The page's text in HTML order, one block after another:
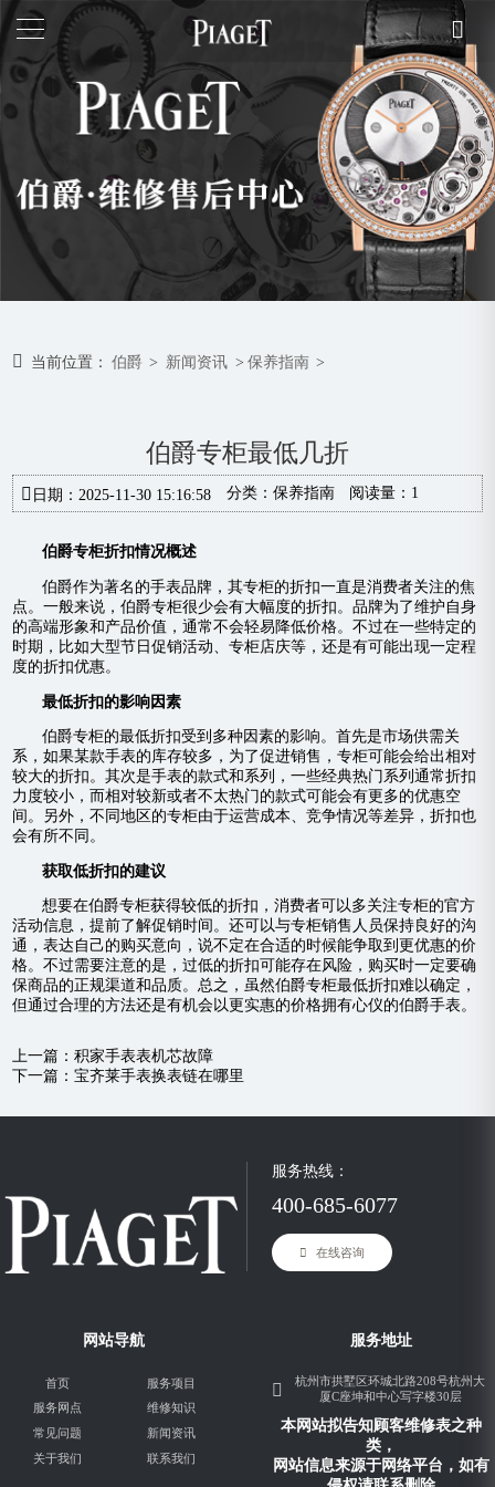
当前位置： 伯爵 > 新闻资讯 > 保养指南 >
伯爵专柜最低几折
日期：2025-11-30 15:16:58 分类： 保养指南 阅读量：1
伯爵专柜折扣情况概述
伯爵作为著名的手表品牌，其专柜的折扣一直是消费者关注的焦
点。一般来说，伯爵专柜很少会有大幅度的折扣。品牌为了维护自身
的高端形象和产品价值，通常不会轻易降低价格。不过在一些特定的
时期，比如大型节日促销活动、专柜店庆等，还是有可能出现一定程
度的折扣优惠。
最低折扣的影响因素
伯爵专柜的最低折扣受到多种因素的影响。首先是市场供需关
系，如果某款手表的库存较多，为了促进销售，专柜可能会给出相对
较大的折扣。其次是手表的款式和系列，一些经典热门系列通常折扣
力度较小，而相对较新或者不太热门的款式可能会有更多的优惠空
间。另外，不同地区的专柜由于运营成本、竞争情况等差异，折扣也
会有所不同。
获取低折扣的建议
想要在伯爵专柜获得较低的折扣，消费者可以多关注专柜的官方
活动信息，提前了解促销时间。还可以与专柜销售人员保持良好的沟
通，表达自己的购买意向，说不定在合适的时候能争取到更优惠的价
格。不过需要注意的是，过低的折扣可能存在风险，购买时一定要确
保商品的正规渠道和品质。总之，虽然伯爵专柜最低折扣难以确定，
但通过合理的方法还是有机会以更实惠的价格拥有心仪的伯爵手表。
上一篇：积家手表表机芯故障
下一篇：宝齐莱手表换表链在哪里
服务热线：
400-685-6077
在线咨询
网站导航
首页
服务项目
服务网点
维修知识
常见问题
新闻资讯
关于我们
联系我们
服务地址
杭州市拱墅区环城北路208号杭州大
厦C座坤和中心写字楼30层
本网站拟告知顾客维修表之种
类，
网站信息来源于网络平台，如有